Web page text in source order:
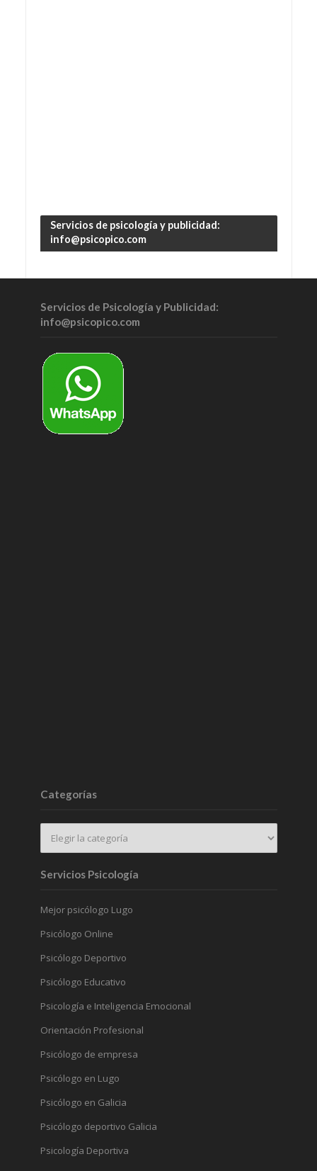
Servicios de psicología y publicidad:
info@psicopico.com
Servicios de Psicología y Publicidad:
info@psicopico.com
Categorías
Servicios Psicología
Mejor psicólogo Lugo
Psicólogo Online
Psicólogo Deportivo
Psicólogo Educativo
Psicología e Inteligencia Emocional
Orientación Profesional
Psicólogo de empresa
Psicólogo en Lugo
Psicólogo en Galicia
Psicólogo deportivo Galicia
Psicología Deportiva